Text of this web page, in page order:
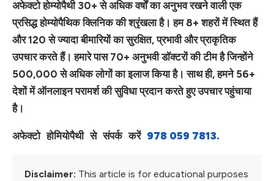
अफेक्टो होम्योपैथी 30+ से अधिक वर्षों का अनुभव रखने वाली एक
प्रसिद्ध होम्योपैथिक क्लिनिक की श्रृंखला है। हम 8+ शहरों में स्थित हैं
और 120 से ज्यादा बीमारियों का सुरक्षित, प्रभावी और प्राकृतिक
उपचार करते हैं। हमारे पास 70+ अनुभवी डॉक्टरों की टीम है जिन्होंने
500,000 से अधिक लोगों का इलाज किया है। साथ ही, हमने 56+
देशों में ऑनलाइन परामर्श की सुविधा प्रदान करते हुए उपचार पहुंचाया
है।
अफेक्टो होमियोपैथी से संपर्क करें 978 059 7813.
Disclaimer: This article is for educational purposes